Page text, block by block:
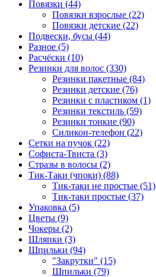
Повязки (44)
Повязки взрослые (22)
Повязки детские (22)
Подвески, бусы (44)
Разное (5)
Расчёски (10)
Резинки для волос (330)
Резинки пакетные (84)
Резинки детские (76)
Резинки с пластиком (1)
Резинки текстиль (59)
Резинки тонкие (90)
Силикон-телефон (22)
Сетки на пучок (22)
Софиста-Твиста (3)
Стразы в волосы (2)
Тик-Таки (чпоки) (88)
Тик-таки не простые (51)
Тик-таки простые (37)
Упаковка (5)
Цветы (9)
Чокеры (2)
Шляпки (3)
Шпильки (94)
"Закрутки" (15)
Шпильки (79)